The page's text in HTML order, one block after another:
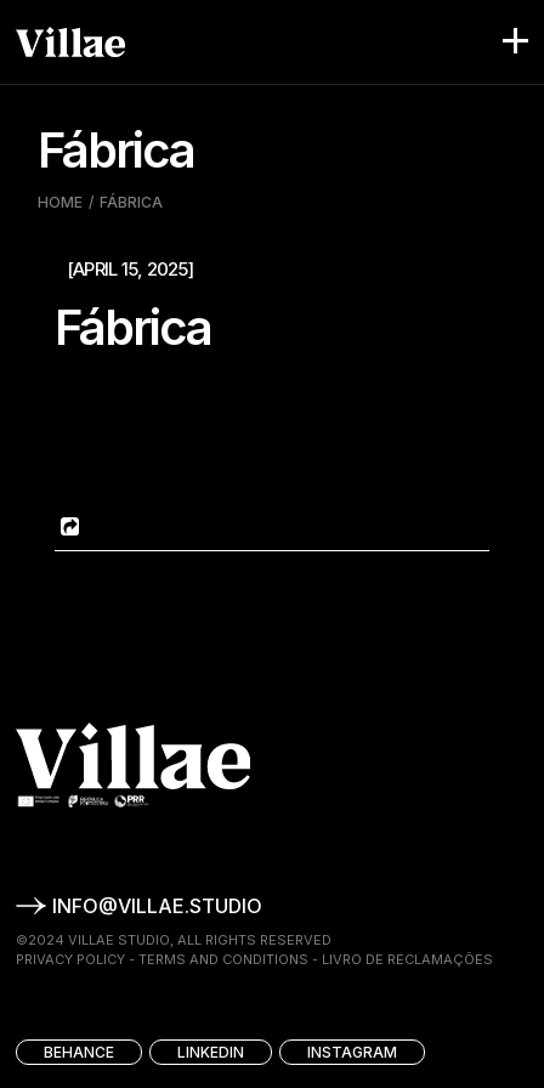
para
Fábrica
HOME FÁBRICA
[APRIL 15, 2025]
Fábrica
INFO@VILLAE.STUDIO
©2024 VILLAE STUDIO, ALL RIGHTS RESERVED
PRIVACY POLICY -TERMS AND CONDITIONS - LIVRO DE RECLAMAÇÕES
BEHANCE LINKEDIN INSTAGRAM